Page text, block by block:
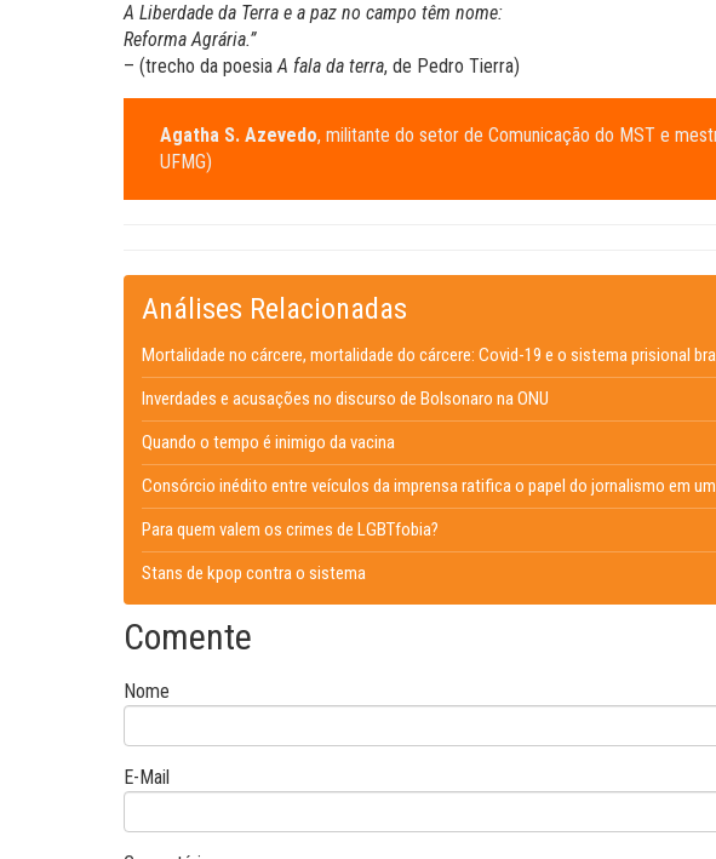
A Liberdade da Terra e a paz no campo têm nome:
Reforma Agrária.”
– (trecho da poesiaA fala da terra, de Pedro Tierra)
Agatha S. Azevedo, militante do setor de Comunicação do MST e
UFMG)
Análises Relacionadas
Mortalidade no cárcere, mortalidade do cárcere: Covid-19 e o sistema prisional
Inverdades e acusações no discurso de Bolsonaro na ONU
Quando o tempo é inimigo da vacina
Consórcio inédito entre veículos da imprensa ratifica o papel do jornalismo em
Para quem valem os crimes de LGBTfobia?
Stans de kpop contra o sistema
Comente
Nome
E-Mail